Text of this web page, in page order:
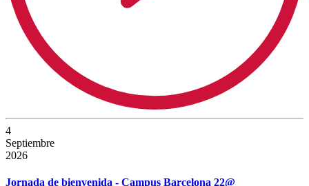
4
Septiembre
2026
Jornada de bienvenida - Campus Barcelona 22@